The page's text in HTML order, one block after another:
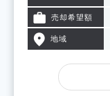
売却希望額
地域